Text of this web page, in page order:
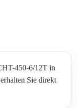
450-6/12T in
Sie direkt